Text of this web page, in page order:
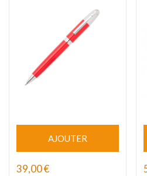
AJOUTER
39,00€